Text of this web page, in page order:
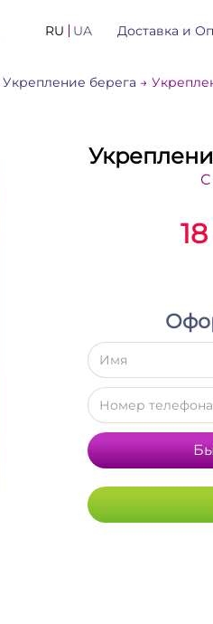
RU UA Доставка и
Укрепление берега
С